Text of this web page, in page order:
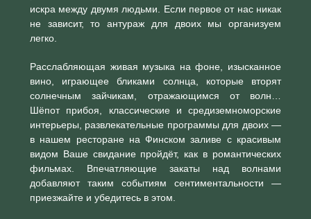
искра между двумя людьми. Если первое от нас никак
не зависит, то антураж для двоих мы организуем
легко.
Расслабляющая живая музыка на фоне, изысканное
вино, играющее бликами солнца, которые вторят
солнечным зайчикам, отражающимся от волн…
Шёпот прибоя, классические и средиземноморские
интерьеры, развлекательные программы для двоих —
в нашем ресторане на Финском заливе с красивым
видом Ваше свидание пройдёт, как в романтических
фильмах. Впечатляющие закаты над волнами
добавляют таким событиям сентиментальности —
приезжайте и убедитесь в этом.